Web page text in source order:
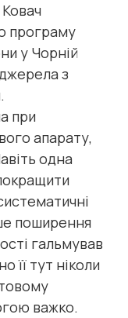
програму
у Чорній
з
при
апарату,
одна
поширення
гальмував
її тут ніколи
важко.